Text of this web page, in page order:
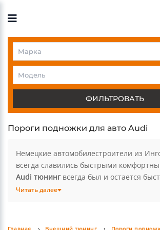
Audi
Модель
ФИЛЬТРОВАТЬ
Пороги подножки для авто Audi
Немецкие автомобилестроители из
всегда славились быстрыми
Audi тюнингвсегда был и остается
развивающимся рынком с множеством
сложностей в установке деталей на
Читать далее